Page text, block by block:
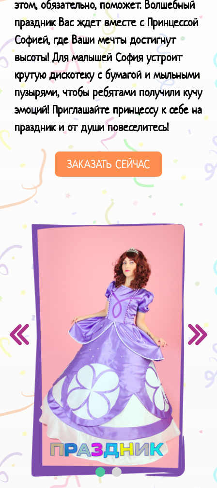
этом, обязательно, поможет. Волшебный
праздник Вас ждет вместе с Принцессой
Софией, где Ваши мечты достигнут
высоты! Для малышей София устроит
крутую дискотеку с бумагой и мыльными
пузырями, чтобы ребятами получили кучу
эмоций! Приглашайте принцессу к себе на
праздник и от души повеселитесь!
ЗАКАЗАТЬ СЕЙЧАС